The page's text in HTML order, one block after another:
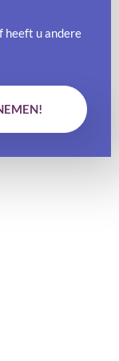
heeft u andere